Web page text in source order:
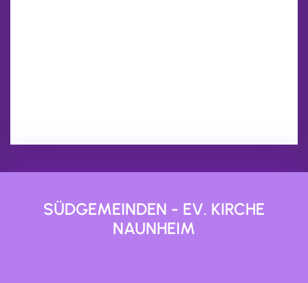
SÜDGEMEINDEN - EV. KIRCHE
NAUNHEIM